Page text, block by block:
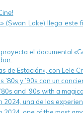
(Swan Lake) llega
el documental
de Estación», con Lele
’80s y ’90s con un
and ’90s with a
2024, una de las